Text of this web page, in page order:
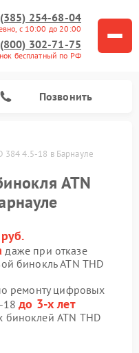
254-68-04
с 10:00 до 20:00
302-71-75
бесплатный по РФ
Позвонить
384 4.5-18 в Барнауле
ATN
даже при отказе
бинокль ATN THD
ремонту цифровых
18до 3-х лет
ATN THD